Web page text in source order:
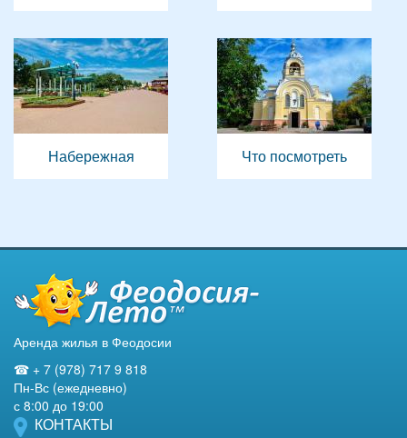
Набережная Что посмотреть
Аренда жилья в Феодосии
☎ + 7 (978) 717 9 818
Пн-Вс (ежедневно)
с 8:00 до 19:00
КОНТАКТЫ